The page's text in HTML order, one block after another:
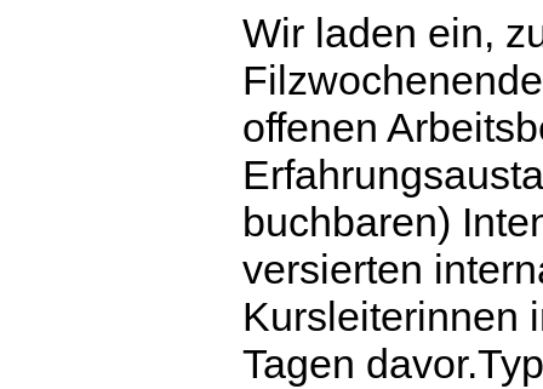
Wir laden ein,
offenen
buchbaren)
versierten
Kursleiterinnen
Tagen